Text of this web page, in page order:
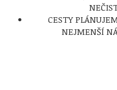
CESTY
NEJMENŠÍ